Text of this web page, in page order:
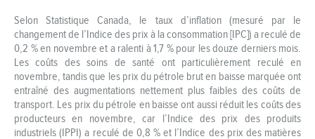
Selon Statistique Canada, le taux d’inflation (mesuré par le
changement de l’Indice des prix à la consommation [IPC]) a reculé de
0,2 % en novembre et a ralenti à 1,7 % pour les douze derniers mois.
Les coûts des soins de santé ont particulièrement reculé en
novembre, tandis que les prix du pétrole brut en baisse marquée ont
entraîné des augmentations nettement plus faibles des coûts de
transport. Les prix du pétrole en baisse ont aussi réduit les coûts des
producteurs en novembre, car l’Indice des prix des produits
industriels (IPPI) a reculé de 0,8 % et l’Indice des prix des matières